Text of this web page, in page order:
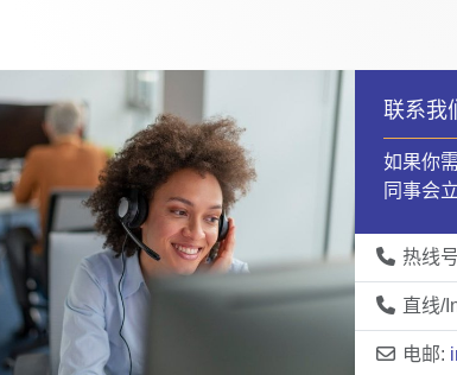
联系我
如果你
同事会
热线
直线/
电邮: